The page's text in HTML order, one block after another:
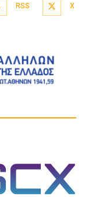
RSS X